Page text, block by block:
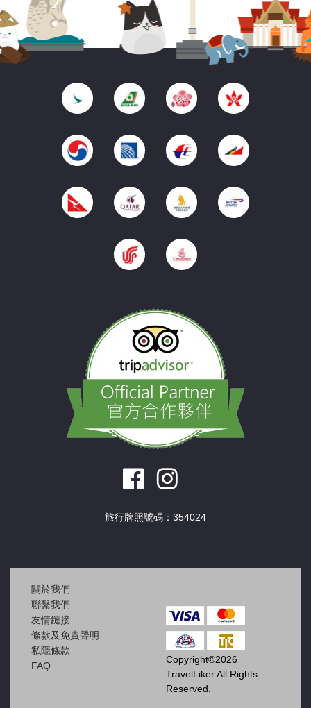
旅行牌照號碼：354024
關於我們
聯繫我們
友情鏈接
條款及免責聲明
私隱條款
FAQ
Copyright©2026
TravelLiker All Rights
Reserved.